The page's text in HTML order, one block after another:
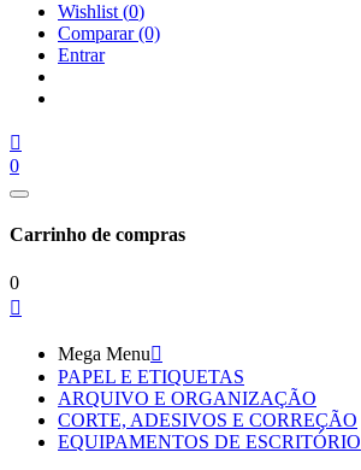
Wishlist (0)
Comparar(0)
Entrar

0
Carrinho de compras
0

Mega Menu
PAPEL E ETIQUETAS
ARQUIVO E ORGANIZAÇÃO
CORTE, ADESIVOS E CORREÇÃO
EQUIPAMENTOS DE ESCRITÓRIO